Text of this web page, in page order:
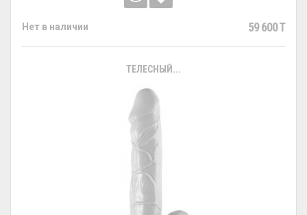
Нет в наличии 59 600 T
ТЕЛЕСНЫЙ...